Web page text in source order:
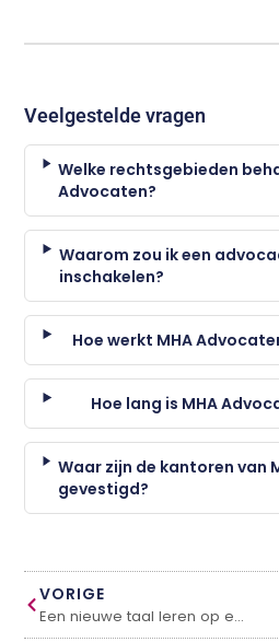
Veelgestelde vragen
Welke rechtsgebieden
Advocaten?
Waarom zou ik een
inschakelen?
Hoe werkt MHA
Hoe lang is MHA
Waar zijn de kantoren van
gevestigd?
VORIGE
Een nieuwe taal leren op een andere manier